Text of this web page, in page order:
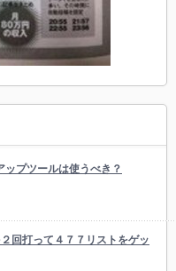
ップツールは使うべき？
回打って４７７リストをゲッ